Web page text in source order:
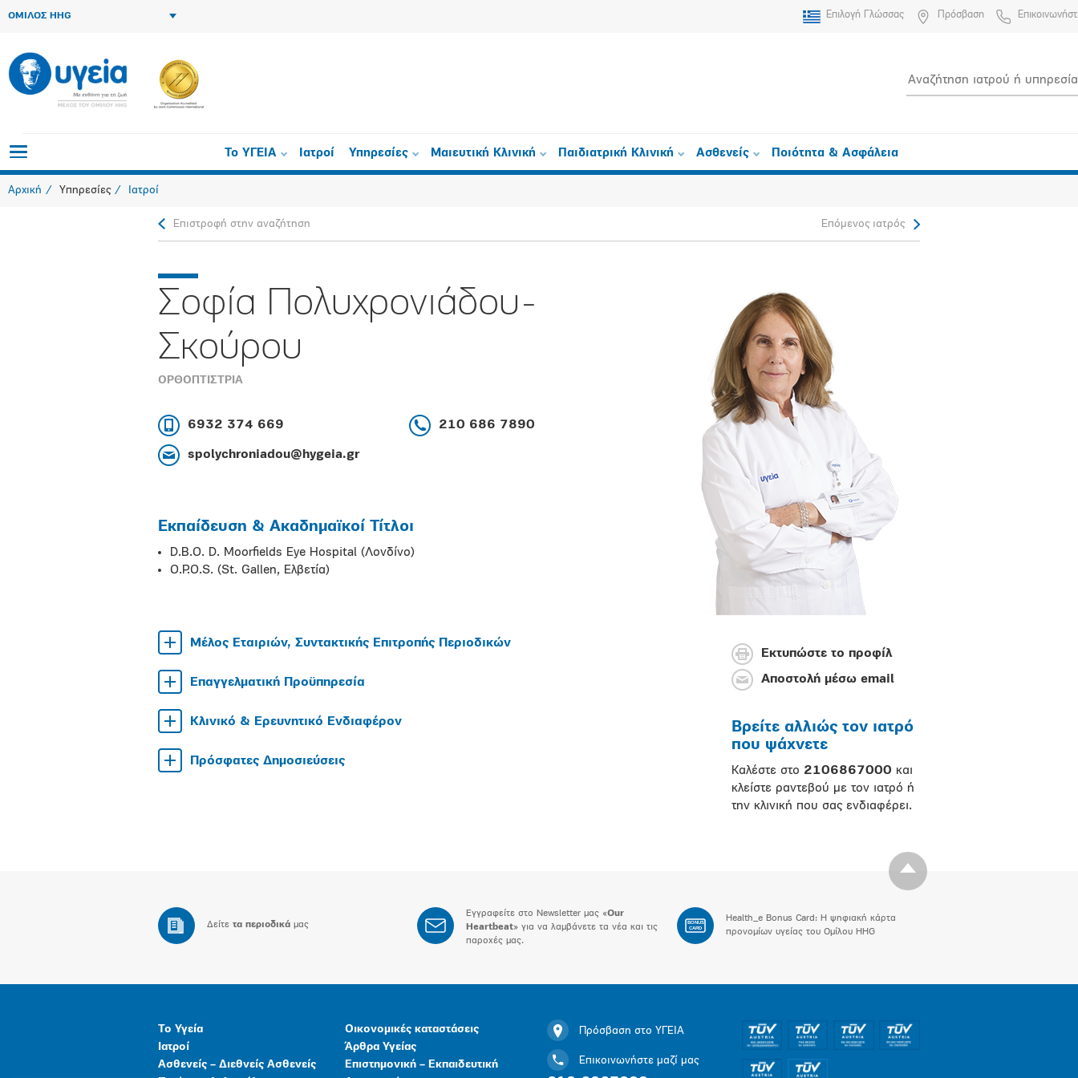
ΟΜΙΛΟΣ HHG Επιλογή Γλώσσας Πρόσβαση
Το ΥΓΕΙΑ Ιατροί Υπηρεσίες Μαιευτική Κλινική Παιδιατρική Κλινική Ασθενείς Ποιότητα & Ασφάλεια
Αρχική Υπηρεσίες Ιατροί
Επιστροφή στην αναζήτηση Επόμενος ιατρός
Σοφία Πολυχρονιάδου-
Σκούρου
ΟΡΘΟΠΤΙΣΤΡΙΑ
6932 374 669 210 686 7890
spolychroniadou@hygeia.gr
Εκπαίδευση & Ακαδημαϊκοί Τίτλοι
D.B.O. D. Moorfields Eye Hospital (Λονδίνο)
O.P.O.S. (St. Gallen, Ελβετία)
Μέλος Εταιριών, Συντακτικής Επιτροπής Περιοδικών
Επαγγελματική Προϋπηρεσία
Κλινικό & Ερευνητικό Ενδιαφέρον
Πρόσφατες Δημοσιεύσεις
Εκτυπώστε το προφίλ
Αποστολή μέσω email
Βρείτε αλλιώς τον ιατρό
που ψάχνετε
Καλέστε στο 2106867000 και
κλείστε ραντεβού με τον ιατρό ή
την κλινική που σας ενδιαφέρει.
Δείτε τα περιοδικά μας
Εγγραφείτε στο Newsletter μας «Our
Heartbeat» για να λαμβάνετε τα νέα και τις
παροχές μας.
BONUS
CARD
Health_e Bonus Card: H ψηφιακή κάρτα
προνομίων υγείας του Ομίλου HHG
Το Υγεία
Ιατροί
Ασθενείς – Διεθνείς Ασθενείς
Οικονομικές καταστάσεις
Άρθρα Υγείας
Επιστημονική – Εκπαιδευτική
Πρόσβαση στο ΥΓΕΙΑ
Επικοινωνήστε μαζί μας